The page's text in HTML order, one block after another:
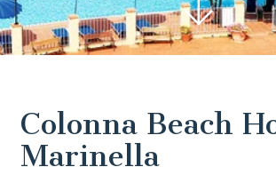
Colonna Beach
Marinella